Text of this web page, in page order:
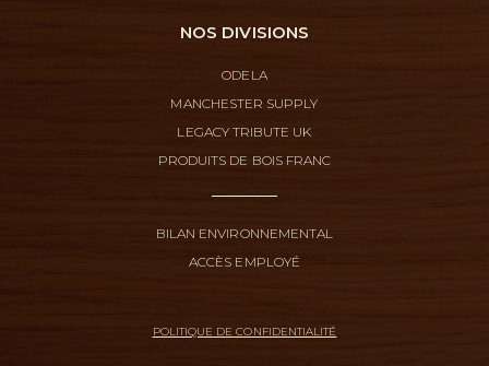
NOS DIVISIONS
ODELA
MANCHESTER SUPPLY
LEGACY TRIBUTE UK
PRODUITS DE BOIS FRANC
BILAN ENVIRONNEMENTAL
ACCÈS EMPLOYÉ
POLITIQUE DE CONFIDENTIALITÉ